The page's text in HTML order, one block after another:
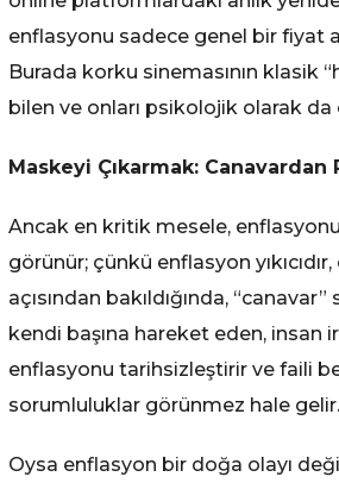
enflasyonu sadece genel bir fiyat
Burada korku sinemasının klasik
bilen ve onları psikolojik olarak
Maskeyi Çıkarmak:
Ancak en kritik mesele,
görünür; çünkü enflasyon
açısından bakıldığında,
kendi başına hareket eden, insan
enflasyonu tarihsizleştirir ve faili
sorumluluklar görünmez hale gelir.
Oysa enflasyon bir doğa olayı